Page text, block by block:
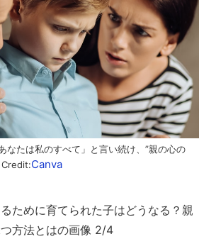
なたは私のすべて」と言い続け、”親の心の
Credit:Canva
ために育てられた子はどうなる？親
方法とはの画像 2/4